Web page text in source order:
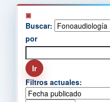
Buscar:
por
Filtros actuales: